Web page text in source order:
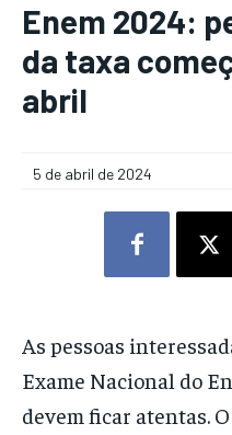
Enem 2024:
da taxa
abril
5 de abril de 2024
As pessoas
Exame Nacional do
devem ficar atentas.